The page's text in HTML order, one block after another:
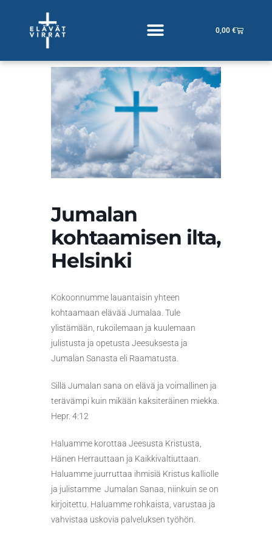
0,00 €Cart
Jumalan
kohtaamisen ilta,
Helsinki
Kokoonnumme lauantaisin yhteen
kohtaamaan elävää Jumalaa. Tule
ylistämään, rukoilemaan ja kuulemaan
julistusta ja opetusta Jeesuksesta ja
Jumalan Sanasta eli Raamatusta.
Sillä Jumalan sana on elävä ja voimallinen ja
terävämpi kuin mikään kaksiteräinen miekka.
Hepr. 4:12
Haluamme korottaa Jeesusta Kristusta,
Hänen Herrauttaan ja Kaikkivaltiuttaan.
Haluamme juurruttaa ihmisiä Kristus kalliolle
ja julistamme Jumalan Sanaa, niinkuin se on
kirjoitettu. Haluamme rohkaista, varustaa ja
vahvistaa uskovia palveluksen työhön.